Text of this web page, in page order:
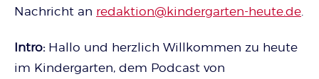
Nachricht an redaktion@kindergarten-heute.de
Intro: Hallo und herzlich Willkommen zu heute
im Kindergarten, dem Podcast von